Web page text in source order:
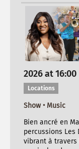
2026 at 16:00
Locations
Show • Music
Bien ancré en
percussions Les
vibrant à